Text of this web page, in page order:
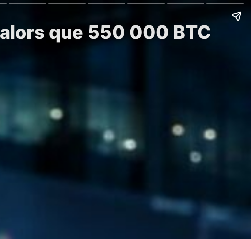
que 550 000 BTC